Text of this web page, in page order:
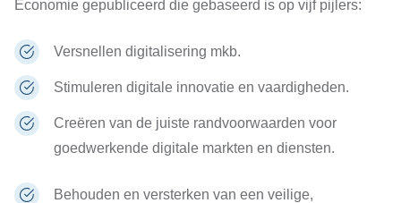
Economie gepubliceerd die gebaseerd is op vijf pijlers:
Versnellen digitalisering mkb.
Stimuleren digitale innovatie en vaardigheden.
Creëren van de juiste randvoorwaarden voor
goedwerkende digitale markten en diensten.
Behouden en versterken van een veilige,